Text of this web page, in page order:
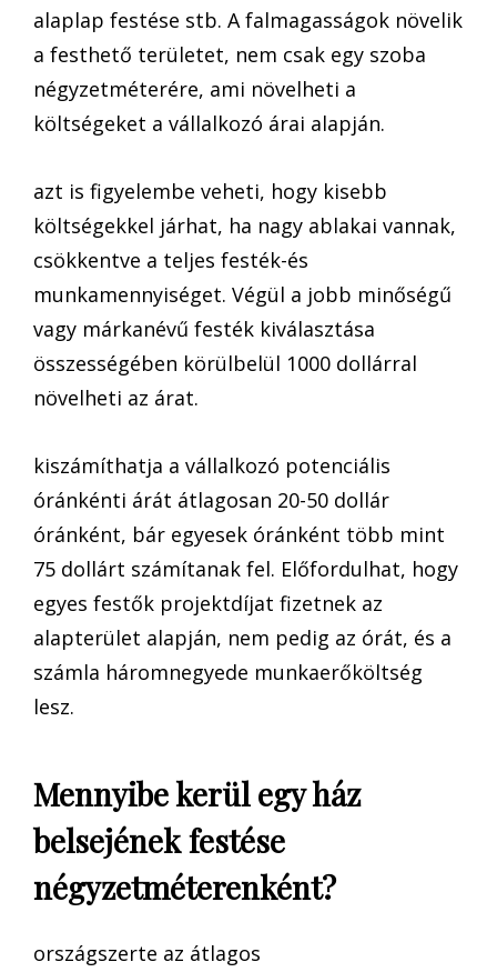
alaplap festése stb. A falmagasságok növelik
a festhető területet, nem csak egy szoba
négyzetméterére, ami növelheti a
költségeket a vállalkozó árai alapján.
azt is figyelembe veheti, hogy kisebb
költségekkel járhat, ha nagy ablakai vannak,
csökkentve a teljes festék-és
munkamennyiséget. Végül a jobb minőségű
vagy márkanévű festék kiválasztása
összességében körülbelül 1000 dollárral
növelheti az árat.
kiszámíthatja a vállalkozó potenciális
óránkénti árát átlagosan 20-50 dollár
óránként, bár egyesek óránként több mint
75 dollárt számítanak fel. Előfordulhat, hogy
egyes festők projektdíjat fizetnek az
alapterület alapján, nem pedig az órát, és a
számla háromnegyede munkaerőköltség
lesz.
Mennyibe kerül egy ház
belsejének festése
négyzetméterenként?
országszerte az átlagos